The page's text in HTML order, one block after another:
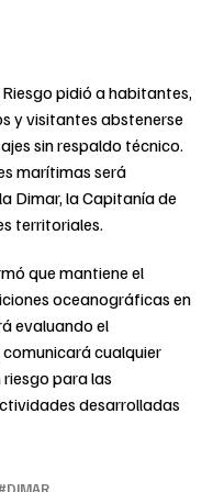
pidió a habitantes,
y visitantes abstenerse
sin respaldo técnico.
marítimas será
Dimar, la Capitanía de
territoriales.
que mantiene el
oceanográficas en
evaluando el
cualquier
para las
desarrolladas
DIMAR